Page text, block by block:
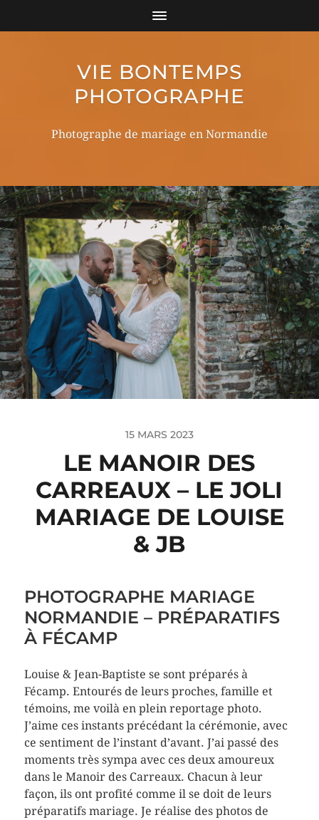
VIE BONTEMPS
PHOTOGRAPHE
Photographe de mariage en Normandie
15 MARS 2023
LE MANOIR DES
CARREAUX – LE JOLI
MARIAGE DE LOUISE
& JB
PHOTOGRAPHE MARIAGE
NORMANDIE – PRÉPARATIFS
À FÉCAMP
Louise & Jean-Baptiste se sont préparés à
Fécamp. Entourés de leurs proches, famille et
témoins, me voilà en plein reportage photo.
J’aime ces instants précédant la cérémonie, avec
ce sentiment de l’instant d’avant. J’ai passé des
moments très sympa avec ces deux amoureux
dans le Manoir des Carreaux. Chacun à leur
façon, ils ont profité comme il se doit de leurs
préparatifs mariage. Je réalise des photos de